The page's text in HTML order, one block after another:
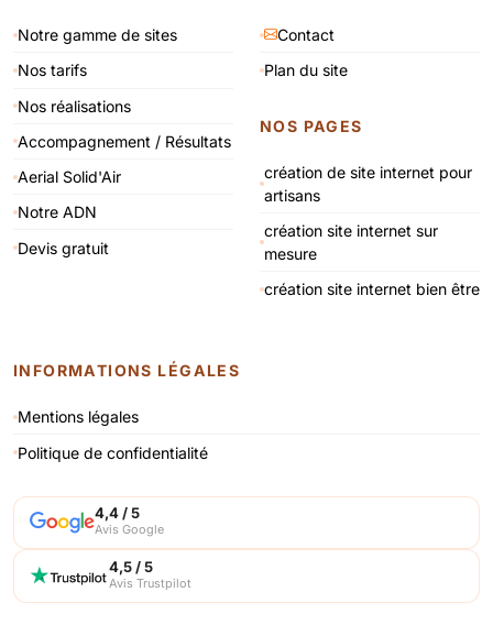
Notre gamme de sites
Nos tarifs
Nos réalisations
Accompagnement / Résultats
Aerial Solid'Air
Notre ADN
Devis gratuit
Contact
Plan du site
NOS PAGES
création de site internet pour
artisans
création site internet sur
mesure
création site internet bien être
INFORMATIONS LÉGALES
Mentions légales
Politique de confidentialité
4,4 / 5
Avis Google
4,5 / 5
Avis Trustpilot